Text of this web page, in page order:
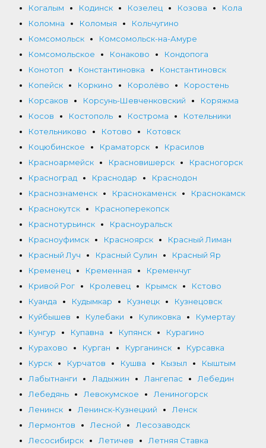
Когалым
Кодинск Козелец Козова
Кола
Коломна
Коломыя
Кольчугино
Комсомольск
Комсомольск-на-Амуре
Комсомольское
Конаково
Кондопога
Конотоп
Константиновка
Константиновск
Копейск
Коркино Королёво
Коростень
Корсаков
Корсунь-Шевченковский
Коряжма
Косов
Костополь Кострома
Котельники
Котельниково
Котово
Котовск
Коцюбинское
Краматорск
Красилов
Красноармейск
Красновишерск
Красногорск
Красноград
Краснодар
Краснодон
Краснознаменск
Краснокаменск
Краснокамск
Краснокутск
Красноперекопск
Краснотурьинск
Красноуральск
Красноуфимск
Красноярск
Красный Лиман
Красный Луч
Красный Сулин
Красный Яр
Кременец
Кременная
Кременчуг
Кривой Рог
Кролевец Крымск
Кстово
Куанда
Кудымкар Кузнецк
Кузнецовск
Куйбышев
Кулебаки Куликовка
Кумертау
Кунгур
Купавна Купянск
Курагино
Курахово
Курган Курганинск
Курсавка
Курск
Курчатов Кушва Кызыл
Кыштым
Лабытнанги
Ладыжин Лангепас
Лебедин
Лебедянь
Левокумское
Лениногорск
Ленинск
Ленинск-Кузнецкий
Ленск
Лермонтов
Лесной
Лесозаводск
Лесосибирск
Летичев
Летняя Ставка